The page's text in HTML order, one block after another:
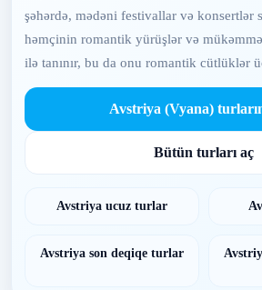
şəhərdə, mədəni festivallar və konsertlər
həmçinin romantik yürüşlər və
ilə tanınır, bu da onu romantik cütlüklər
Avstriya (Vyana)
Bütün turları aç
Avstriya ucuz turlar
Avstriya son deqiqe turlar